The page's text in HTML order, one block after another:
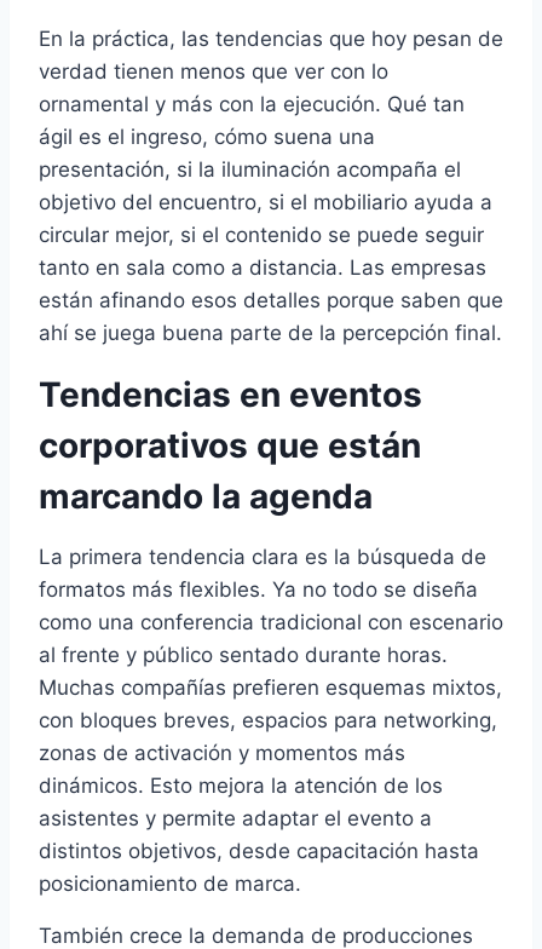
En la práctica, las tendencias que hoy pesan de
verdad tienen menos que ver con lo
ornamental y más con la ejecución. Qué tan
ágil es el ingreso, cómo suena una
presentación, si la iluminación acompaña el
objetivo del encuentro, si el mobiliario ayuda a
circular mejor, si el contenido se puede seguir
tanto en sala como a distancia. Las empresas
están afinando esos detalles porque saben que
ahí se juega buena parte de la percepción final.
Tendencias en eventos
corporativos que están
marcando la agenda
La primera tendencia clara es la búsqueda de
formatos más flexibles. Ya no todo se diseña
como una conferencia tradicional con escenario
al frente y público sentado durante horas.
Muchas compañías prefieren esquemas mixtos,
con bloques breves, espacios para networking,
zonas de activación y momentos más
dinámicos. Esto mejora la atención de los
asistentes y permite adaptar el evento a
distintos objetivos, desde capacitación hasta
posicionamiento de marca.
También crece la demanda de producciones